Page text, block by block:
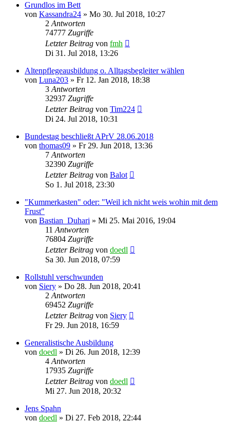
Grundlos im Bett
von Kassandra24 » Mo 30. Jul 2018, 10:27
2 Antworten
74777 Zugriffe
Letzter Beitrag von fmh
Di 31. Jul 2018, 13:26
Altenpflegeausbildung o. Alltagsbegleiter wählen
von Luna203 » Fr 12. Jan 2018, 18:38
3 Antworten
32937 Zugriffe
Letzter Beitrag von Tim224
Di 24. Jul 2018, 10:31
Bundestag beschließt APrV 28.06.2018
von thomas09 » Fr 29. Jun 2018, 13:36
7 Antworten
32390 Zugriffe
Letzter Beitrag von Balot
So 1. Jul 2018, 23:30
"Kummerkasten" oder: "Weil ich nicht weis wohin mit dem
Frust"
von Bastian_Duhari » Mi 25. Mai 2016, 19:04
11 Antworten
76804 Zugriffe
Letzter Beitrag von doedl
Sa 30. Jun 2018, 07:59
Rollstuhl verschwunden
von Siery » Do 28. Jun 2018, 20:41
2 Antworten
69452 Zugriffe
Letzter Beitrag von Siery
Fr 29. Jun 2018, 16:59
Generalistische Ausbildung
von doedl » Di 26. Jun 2018, 12:39
4 Antworten
17935 Zugriffe
Letzter Beitrag von doedl
Mi 27. Jun 2018, 20:32
Jens Spahn
von doedl » Di 27. Feb 2018, 22:44